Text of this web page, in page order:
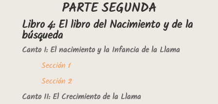
PARTE SEGUNDA
Libro 4: El libro del Nacimiento y de la
búsqueda
Canto I: El nacimiento y la Infancia de la Llama
Sección 1
Sección 2
Canto II: El Crecimiento de la Llama